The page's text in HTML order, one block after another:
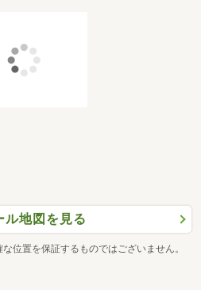
ル地図を見る
位置を保証するものではございません。